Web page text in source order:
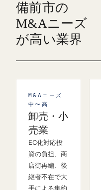
備前市の
M&Aニーズ
が高い業界
M&Aニーズ
中〜高
卸売・小
売業
EC化対応投
資の負担、商
店街再編、後
継者不在で大
手による集約